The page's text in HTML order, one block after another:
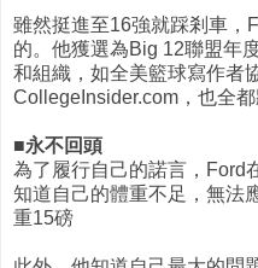
雖然挺進至16強就踩剎車，
的。他獲選為Big 12聯盟年
和組織，如全美籃球寫作者
CollegeInsider.com，也全
■永不回頭
為了履行自己的諾言，Ford
知道自己的體重不足，無法
重15磅